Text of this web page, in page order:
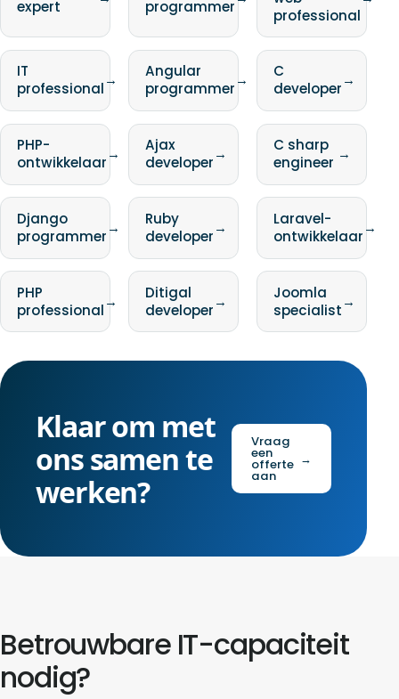
expert
programmer
professional
IT
professional→
Angular
programmer→
C
developer→
PHP-
ontwikkelaar→
Ajax
developer→
C sharp
engineer →
Django
programmer→
Ruby
developer→
Laravel-
ontwikkelaar→
PHP
professional→
Ditigal
developer→
Joomla
specialist→
Klaar om met
ons samen te
werken?
Vraag
een
offerte
aan
→
Betrouwbare IT-capaciteit
nodig?